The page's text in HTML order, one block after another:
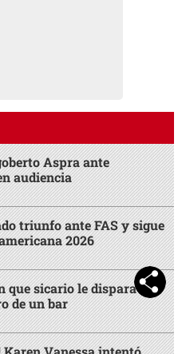
Aspra ante
audiencia
triunfo ante FAS y sigue
2026
que sicario le dispara a
de un bar